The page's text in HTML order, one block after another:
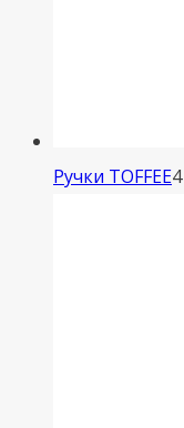
Ручки TOFFEE44